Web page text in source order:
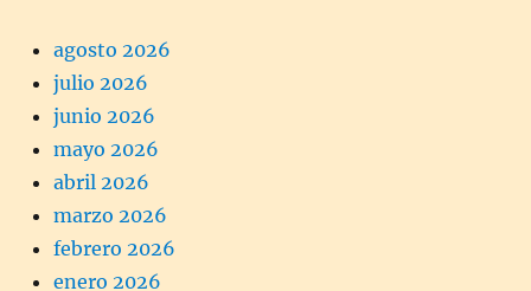
agosto 2026
julio 2026
junio 2026
mayo 2026
abril 2026
marzo 2026
febrero 2026
enero 2026